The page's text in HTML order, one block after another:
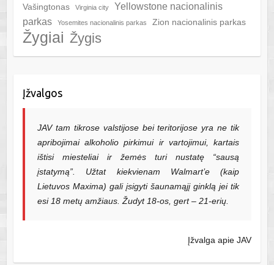
Vašingtonas Virginia city
Yellowstone nacionalinis
parkas
Yosemites nacionalinis parkas Zion nacionalinis parkas
Žygiai Žygis
Įžvalgos
JAV tam tikrose valstijose bei teritorijose yra ne tik
apribojimai alkoholio pirkimui ir vartojimui, kartais
ištisi miesteliai ir žemės turi nustatę “sausą
įstatymą”. Užtat kiekvienam Walmart’e (kaip
Lietuvos Maxima) gali įsigyti šaunamąjį ginklą jei tik
esi 18 metų amžiaus. Žudyt 18-os, gert – 21-erių.
Įžvalga apie JAV